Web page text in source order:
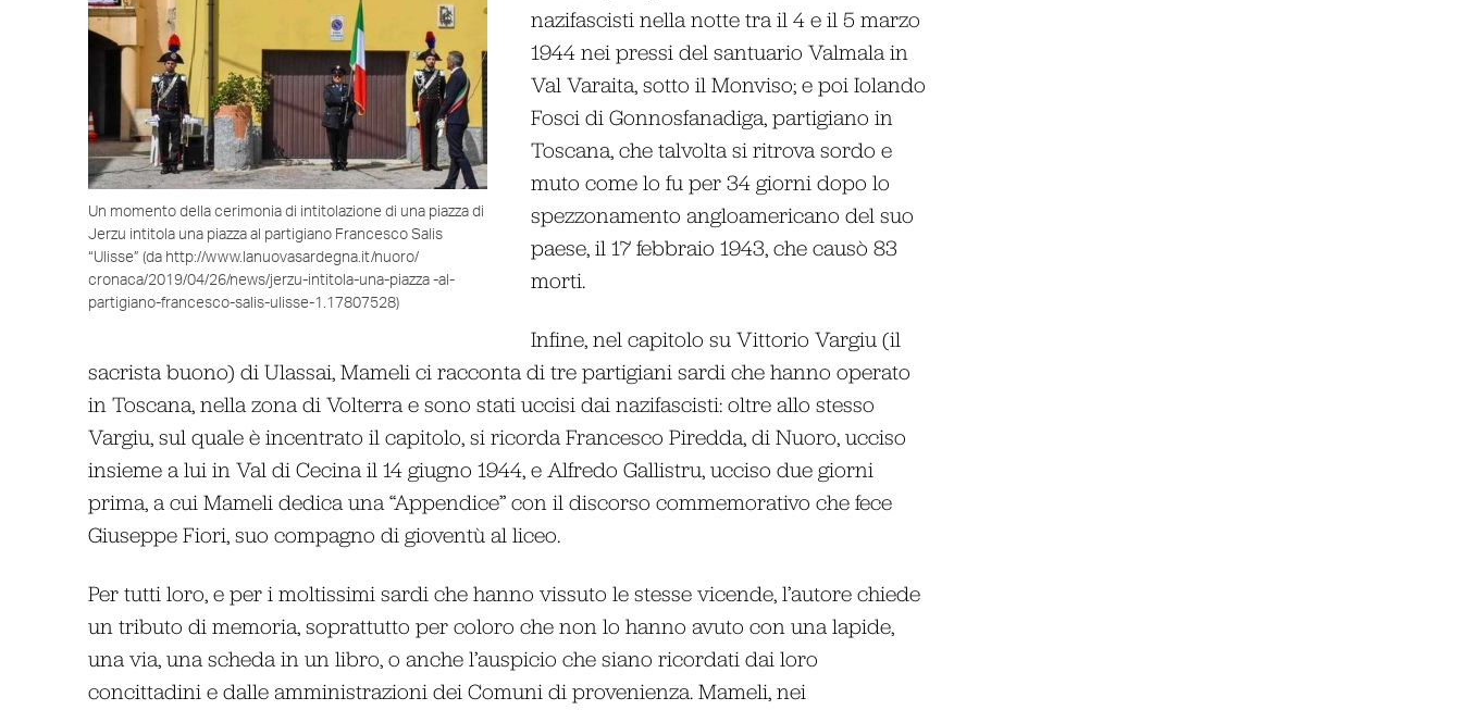
Un momento della cerimonia di intitolazione di una piazza di
Jerzu intitola una piazza al partigiano Francesco Salis
“Ulisse” (da http://www.lanuovasardegna.it/nuoro/
cronaca/2019/04/26/news/jerzu-intitola-una-piazza -al-
partigiano-francesco-salis-ulisse-1.17807528)
nazifascisti nella notte tra il 4 e il 5 marzo
1944 nei pressi del santuario Valmala in
Val Varaita, sotto il Monviso; e poi Iolando
Fosci di Gonnosfanadiga, partigiano in
Toscana, che talvolta si ritrova sordo e
muto come lo fu per 34 giorni dopo lo
spezzonamento angloamericano del suo
paese, il 17 febbraio 1943, che causò 83
morti.
Infine, nel capitolo su Vittorio Vargiu (il
sacrista buono) di Ulassai, Mameli ci racconta di tre partigiani sardi che hanno operato
in Toscana, nella zona di Volterra e sono stati uccisi dai nazifascisti: oltre allo stesso
Vargiu, sul quale è incentrato il capitolo, si ricorda Francesco Piredda, di Nuoro, ucciso
insieme a lui in Val di Cecina il 14 giugno 1944, e Alfredo Gallistru, ucciso due giorni
prima, a cui Mameli dedica una “Appendice” con il discorso commemorativo che fece
Giuseppe Fiori, suo compagno di gioventù al liceo.
Per tutti loro, e per i moltissimi sardi che hanno vissuto le stesse vicende, l’autore chiede
un tributo di memoria, soprattutto per coloro che non lo hanno avuto con una lapide,
una via, una scheda in un libro, o anche l’auspicio che siano ricordati dai loro
concittadini e dalle amministrazioni dei Comuni di provenienza. Mameli, nei